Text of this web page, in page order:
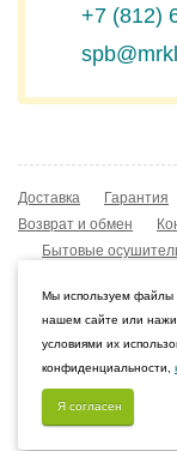
+7 (812)
Доставка Гарантия
Возврат и обмен
Бытовые
Охладители воздуха
© 2009–2026
Санкт-Петербург,
Мы используем файлы
нашем сайте или
условиями их
конфиденциальности,
Я согласен